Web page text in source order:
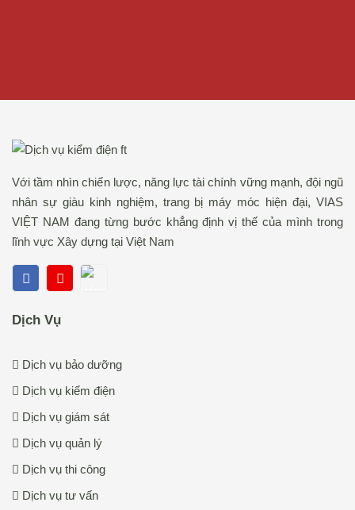
Với tầm nhìn chiến lược, năng lực tài chính vững mạnh, đội ngũ
nhân sự giàu kinh nghiệm, trang bị máy móc hiện đại, VIAS
VIỆT NAM đang từng bước khẳng định vị thế của mình trong
lĩnh vực Xây dựng tại Việt Nam
Dịch Vụ
Dịch vụ bảo dưỡng
Dịch vụ kiểm điện
Dịch vụ giám sát
Dịch vụ quản lý
Dịch vụ thi công
Dịch vụ tư vấn